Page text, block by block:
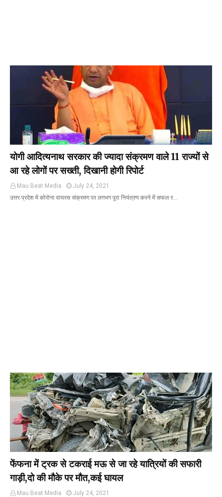
योगी आदित्यनाथ सरकार की ज्यादा संक्रमण वाले 11 राज्यों से
आ रहे लोगों पर सख्ती, दिखानी होगी रिपोर्ट
Mau Beat Media
July 24, 2021
उत्तर प्रदेश में कोरोना वायरस संक्रमण पर लगभग पूरा नियंत्रण करने में सफल र…
फेंफना में ट्रक से टकराई मऊ से जा रहे यात्रियों की सफारी
गाड़ी,दो की मौके पर मौत,कई घायल
Mau Beat Media
July 24, 2021